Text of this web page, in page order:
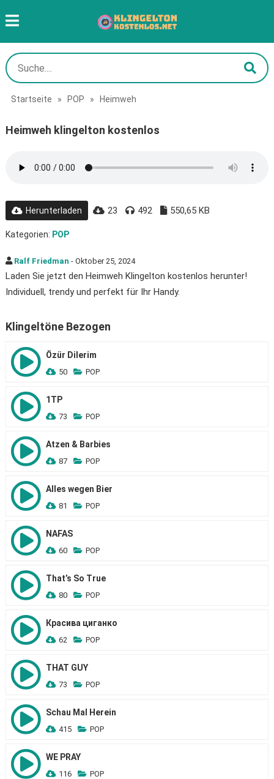
Startseite » POP » Heimweh
Heimweh klingelton kostenlos
Herunterladen 23 492 550,65 KB
Kategorien: POP
Ralf Friedman - Oktober 25, 2024
Laden Sie jetzt den Heimweh Klingelton kostenlos herunter!
Individuell, trendy und perfekt für Ihr Handy.
Klingeltöne Bezogen
Özür Dilerim
50 POP
1TP
73 POP
Atzen & Barbies
87 POP
Alles wegen Bier
81 POP
NAFAS
60 POP
That’s So True
80 POP
Красива циганко
62 POP
THAT GUY
73 POP
Schau Mal Herein
415 POP
WE PRAY
116 POP